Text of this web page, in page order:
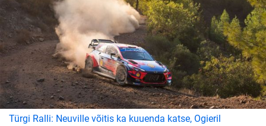
Türgi Ralli: Neuville võitis ka kuuenda katse, Ogieril